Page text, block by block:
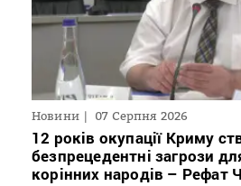
Новини 07 Серпня 2026
12 років окупації Криму
безпрецедентні загрози
корінних народів – Рефат